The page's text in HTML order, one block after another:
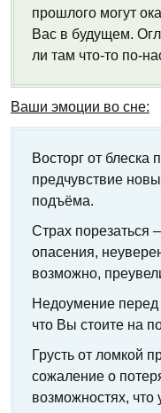
прошлого могут
Вас в будущем.
ли там что-то по-
Ваши эмоции во сне:
Восторг от блеска
предчувствие
подъёма.
Страх порезаться
опасения,
возможно,
Недоумение
что Вы стоите на
Грусть от ломкой
сожаление о
возможностях, что